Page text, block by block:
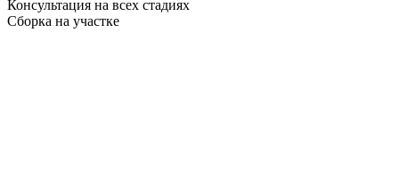
Консультация на всех стадиях
Сборка на участке